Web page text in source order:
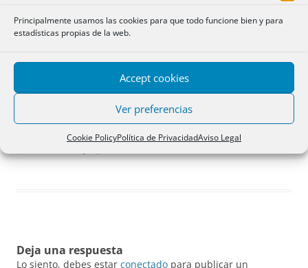
Principalmente usamos las cookies para que todo funcione bien y para
estadísticas propias de la web.
Accept cookies
Ver preferencias
Cookie PolicyPolítica de PrivacidadAviso Legal
Deja una respuesta
Lo siento, debes estar conectado para publicar un